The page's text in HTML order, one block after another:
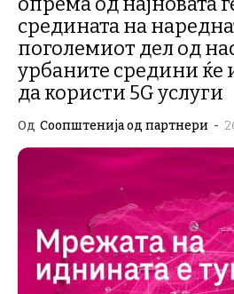
средината на
поголемиот дел од
урбаните средини
да користи 5G услуги
Од Соопштенија од партнери -